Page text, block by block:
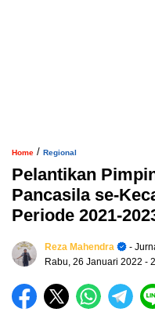
Home / Regional
Pelantikan
Pancasila se-
Periode 2021-
Reza Mahendra
-
Rabu, 26 Januari 2022 -